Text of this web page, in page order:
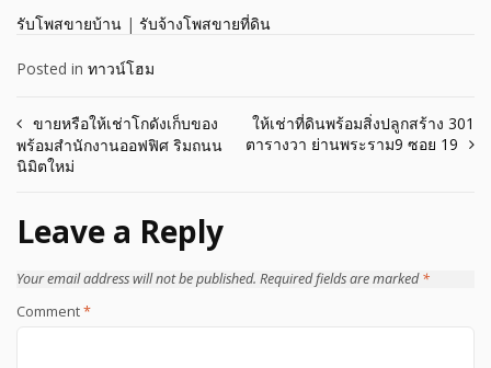
รับโพสขายบ้าน | รับจ้างโพสขายที่ดิน
Posted in ทาวน์โฮม
Post
navigation
ขายหรือให้เช่าโกดังเก็บของ
พร้อมสำนักงานออฟฟิศ ริมถนน
นิมิตใหม่
ให้เช่าที่ดินพร้อมสิ่งปลูกสร้าง 301
ตารางวา ย่านพระราม9 ซอย 19
Leave a Reply
Your email address will not be published. Required fields are marked*
Comment*